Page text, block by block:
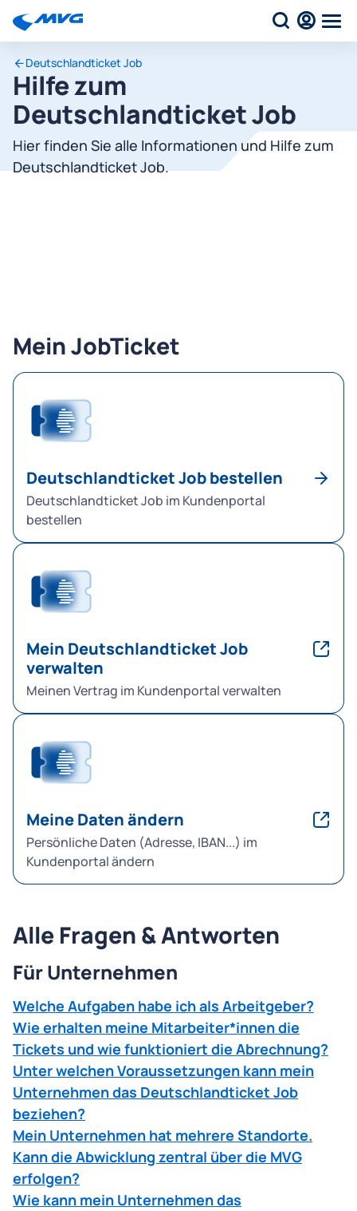
Deutschlandticket Job
Hilfe zum
Deutschlandticket Job
Hier finden Sie alle Informationen und Hilfe zum
Deutschlandticket Job.
Mein JobTicket
Deutschlandticket Job bestellen
Deutschlandticket Job im Kundenportal
bestellen
Mein Deutschlandticket Job
verwalten
Meinen Vertrag im Kundenportal verwalten
Meine Daten ändern
Persönliche Daten (Adresse, IBAN...) im
Kundenportal ändern
Alle Fragen & Antworten
Für Unternehmen
Welche Aufgaben habe ich als Arbeitgeber?
Wie erhalten meine Mitarbeiter*innen die
Tickets und wie funktioniert die Abrechnung?
Unter welchen Voraussetzungen kann mein
Unternehmen das Deutschlandticket Job
beziehen?
Mein Unternehmen hat mehrere Standorte.
Kann die Abwicklung zentral über die MVG
erfolgen?
Wie kann mein Unternehmen das